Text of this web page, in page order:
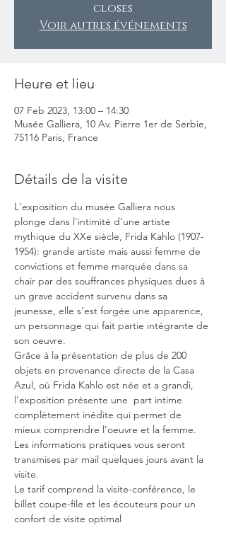
closes
Voir autres événements
Heure et lieu
07 Feb 2023, 13:00 – 14:30
Musée Galliera, 10 Av. Pierre 1er de Serbie,
75116 Paris, France
Détails de la visite
L'exposition du musée Galliera nous
plonge dans l'intimité d'une artiste
mythique du XXe siècle, Frida Kahlo (1907-
1954): grande artiste mais aussi femme de
convictions et femme marquée dans sa
chair par des souffrances physiques dues à
un grave accident survenu dans sa
jeunesse, elle s'est forgée une apparence,
un personnage qui fait partie intégrante de
son oeuvre.
Grâce à la présentation de plus de 200
objets en provenance directe de la Casa
Azul, où Frida Kahlo est née et a grandi,
l'exposition présente une  part intime
complètement inédite qui permet de
mieux comprendre l'oeuvre et la femme.
Les informations pratiques vous seront
transmises par mail quelques jours avant la
visite.
Le tarif comprend la visite-conférence, le
billet coupe-file et les écouteurs pour un
confort de visite optimal